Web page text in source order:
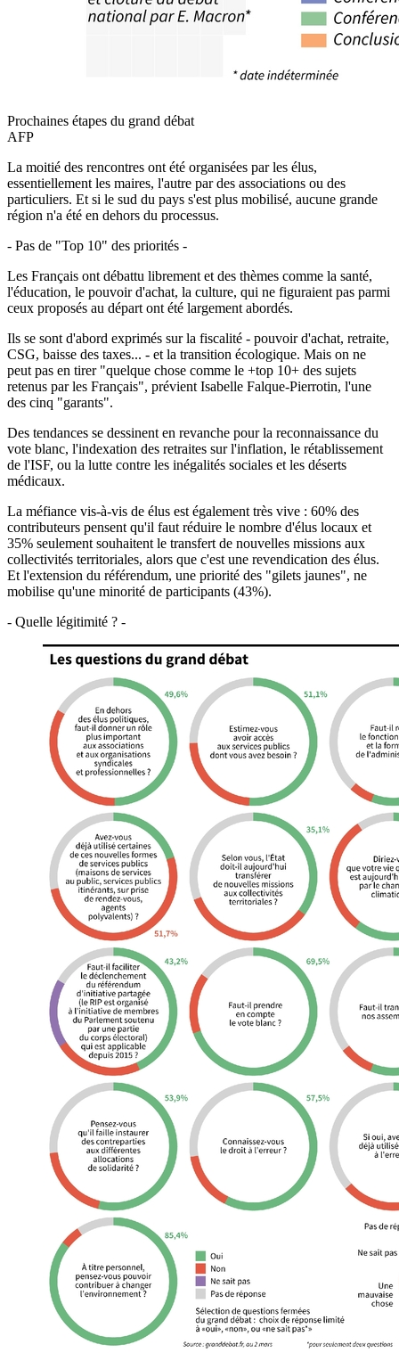
Prochaines étapes du grand débat
AFP
La moitié des rencontres ont été organisées par les élus,
essentiellement les maires, l'autre par des associations ou des
particuliers. Et si le sud du pays s'est plus mobilisé, aucune grande
région n'a été en dehors du processus.
- Pas de "Top 10" des priorités -
Les Français ont débattu librement et des thèmes comme la santé,
l'éducation, le pouvoir d'achat, la culture, qui ne figuraient pas parmi
ceux proposés au départ ont été largement abordés.
Ils se sont d'abord exprimés sur la fiscalité - pouvoir d'achat, retraite,
CSG, baisse des taxes... - et la transition écologique. Mais on ne
peut pas en tirer "quelque chose comme le +top 10+ des sujets
retenus par les Français", prévient Isabelle Falque-Pierrotin, l'une
des cinq "garants".
Des tendances se dessinent en revanche pour la reconnaissance du
vote blanc, l'indexation des retraites sur l'inflation, le rétablissement
de l'ISF, ou la lutte contre les inégalités sociales et les déserts
médicaux.
La méfiance vis-à-vis de élus est également très vive : 60% des
contributeurs pensent qu'il faut réduire le nombre d'élus locaux et
35% seulement souhaitent le transfert de nouvelles missions aux
collectivités territoriales, alors que c'est une revendication des élus.
Et l'extension du référendum, une priorité des "gilets jaunes", ne
mobilise qu'une minorité de participants (43%).
- Quelle légitimité ? -